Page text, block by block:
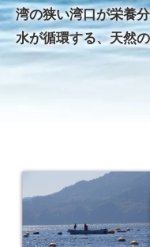
湾の狭い湾口が栄養
水が循環する、天然の